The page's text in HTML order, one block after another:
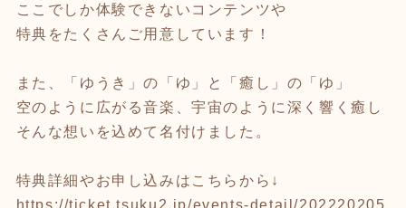
ここでしか体験できないコンテンツや
特典をたくさんご用意しています！
また、「ゆうき」の「ゆ」と「癒し」の「ゆ」
空のように広がる音楽、宇宙のように深く響く癒し
そんな想いを込めて名付けました。
特典詳細やお申し込みはこちらから↓
https://ticket.tsuku2.jp/events-detail/202220205